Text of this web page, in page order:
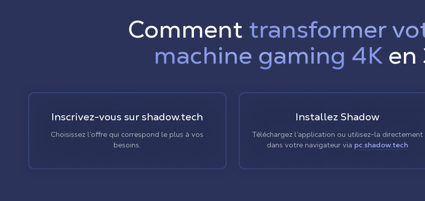
Comment transformer
machine gaming 4K en
Inscrivez-vous sur shadow.tech
Choisissez l’offre qui correspond le plus à vos
besoins.
Installez Shadow
Téléchargez l’application ou utilisez-la directement
dans votre navigateur via pc.shadow.tech